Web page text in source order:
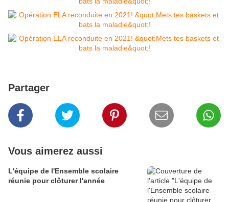
Partager
Vous aimerez aussi
L'équipe de l'Ensemble scolaire
réunie pour clôturer l'année